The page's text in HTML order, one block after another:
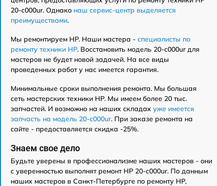
20-c000ur. Однако наш сервис-центр выделяется
преимуществами.
Мы ремонтируем HP. Наши мастера - специалисты по
ремонту техники HP. Восстановить модель 20-c000ur для
мастеров не будет новой задачей. На все виды
проведенных работ у нас имеется гарантия.
Минимальные сроки выполнения ремонта. Мы большая
сеть мастерских техники HP. Мы имеем более 20 тыс.
запчастей. И возможно на наших складах уже имеется
запчасть на модель 20-c000ur. При заказе ремонта на
сайте - предоставляется скидка -25%.
Знаем свое дело
Будьте уверены в профессионализме наших мастеров - они
с уверенностью выполнят ремонт HP 20-c000ur. По данным
наших мастеров в Санкт-Петербурге по ремонту HP,